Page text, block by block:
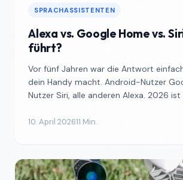
SPRACHASSISTENTEN
Alexa vs. Google Home vs.
führt?
Vor fünf Jahren war die Antwort
dein Handy macht. Android-Nutzer
Nutzer Siri, alle anderen Alexa. 2026
10. April 202611 Min.